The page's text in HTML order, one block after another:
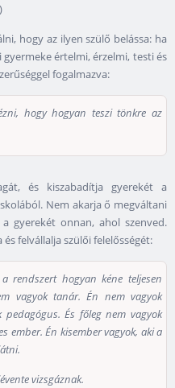
hogy az ilyen szülő belássa: ha
értelmi, érzelmi, testi és
fogalmazva:
hogy hogyan teszi tönkre az
és kiszabadítja gyerekét a
Nem akarja ő megváltani
gyerekét onnan, ahol szenved.
felvállalja szülői felelősségét:
rendszert hogyan kéne teljesen
vagyok tanár. Én nem vagyok
És főleg nem vagyok
ember. Én kisember vagyok, aki a
vizsgáznak.